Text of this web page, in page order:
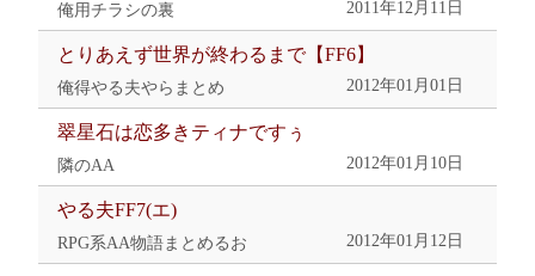
俺用チラシの裏 2011年12月11日
とりあえず世界が終わるまで【FF6】
俺得やる夫やらまとめ 2012年01月01日
翠星石は恋多きティナですぅ
隣のAA 2012年01月10日
やる夫FF7(エ)
RPG系AA物語まとめるお 2012年01月12日